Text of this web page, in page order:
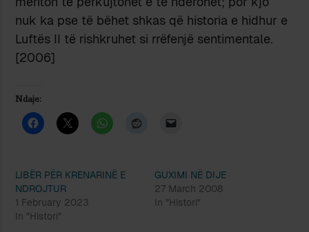
nuk ka pse të bëhet shkas që historia e hidhur e
Luftës II të rishkruhet si rrëfenjë sentimentale.
[2006]
Ndaje:
LIBËR PËR KRENARINË E
NDROJTUR
1 February 2023
In "Histori"
GUXIMI NË DIJE
27 March 2008
In "Histori"